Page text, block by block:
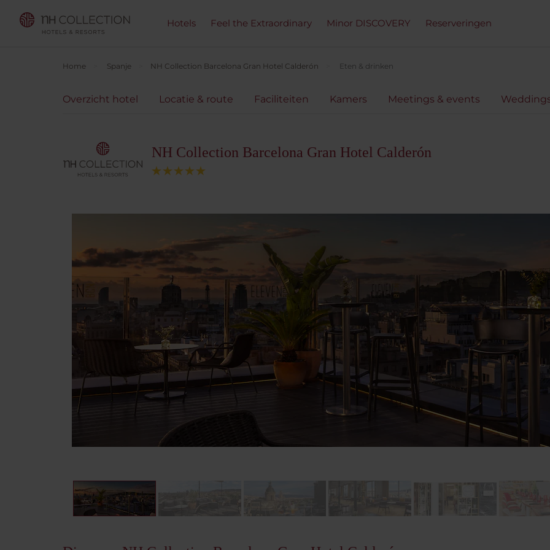
Hotels Feel the Extraordinary Minor DISCOVERY Reserveringen
Home Spanje NH Collection Barcelona Gran Hotel Calderón Eten & drinken
Overzicht hotel Locatie & route Faciliteiten Kamers Meetings & events
NH Collection Barcelona Gran Hotel Calderón